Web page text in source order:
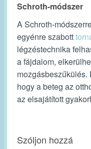
Schroth-módszer
A Schroth-
egyénre szabott
légzéstechnika
a fájdalom,
mozgásbeszűkülés.
hogy a beteg az
az elsajátított
Szóljon hozzá